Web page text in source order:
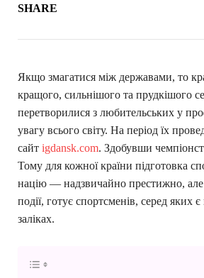
SHARE
Якщо змагатися між державами, то
кращого, сильнішого та прудкішого
перетворилися з любительських у
увагу всього світу. На період їх
сайт igdansk.com. Здобувши
Тому для кожної країни підготовка
націю — надзвичайно престижно, але
події, готує спортсменів, серед яких
заліках.